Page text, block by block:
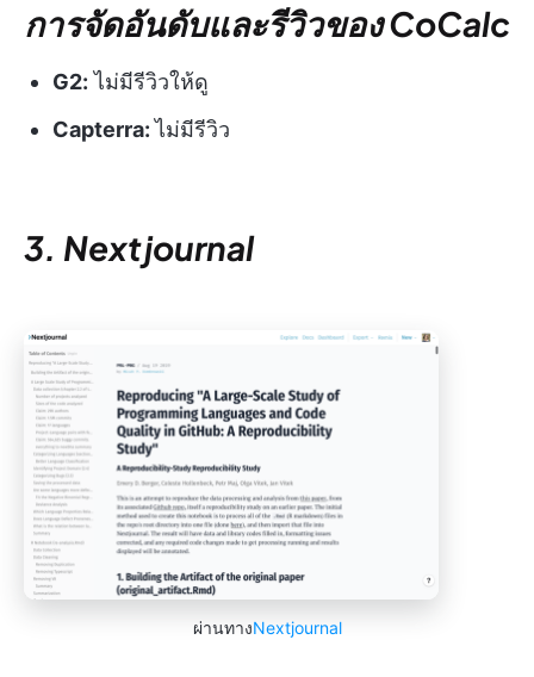
การจัดอันดับและรีวิวของ CoCalc
G2: ไม่มีรีวิวให้ดู
Capterra:ไม่มีรีวิว
3. Nextjournal
ผ่านทางNextjournal